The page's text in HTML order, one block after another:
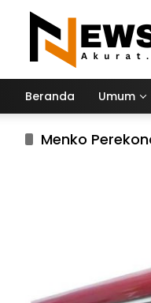
Beranda Umum
Menko